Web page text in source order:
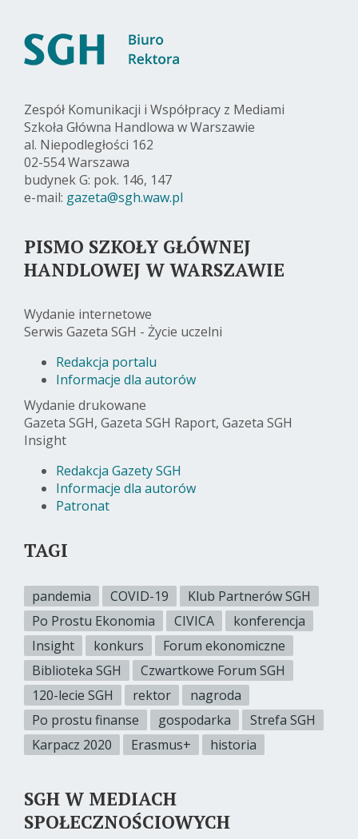
Zespół Komunikacji i Współpracy z Mediami
Szkoła Główna Handlowa w Warszawie
al. Niepodległości 162
02-554 Warszawa
budynek G: pok. 146, 147
e-mail: gazeta@sgh.waw.pl
PISMO SZKOŁY GŁÓWNEJ
HANDLOWEJ W WARSZAWIE
Wydanie internetowe
Serwis Gazeta SGH - Życie uczelni
Redakcja portalu
Informacje dla autorów
Wydanie drukowane
Gazeta SGH, Gazeta SGH Raport, Gazeta SGH
Insight
Redakcja Gazety SGH
Informacje dla autorów
Patronat
TAGI
pandemia COVID-19
Klub Partnerów SGH
Po Prostu Ekonomia
CIVICA
konferencja
Insight
konkurs
Forum ekonomiczne
Biblioteka SGH
Czwartkowe Forum SGH
120-lecie SGH
rektor
nagroda
Po prostu finanse
gospodarka
Strefa SGH
Karpacz 2020
Erasmus+ historia
SGH W MEDIACH
SPOŁECZNOŚCIOWYCH